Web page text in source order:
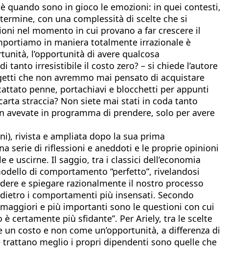
quando sono in gioco le emozioni: in quei contesti,
con una complessità di scelte che si
nel momento in cui provano a far crescere il
in maniera totalmente irrazionale è
l’opportunità di avere qualcosa
tanto irresistibile il costo zero? – si chiede l’autore
che non avremmo mai pensato di acquistare
penne, portachiavi e blocchetti per appunti
straccia? Non siete mai stati in coda tanto
in programma di prendere, solo per avere
rivista e ampliata dopo la sua prima
serie di riflessioni e aneddoti e le proprie opinioni
uscirne. Il saggio, tra i classici dell’economia
di comportamento “perfetto”, rivelandosi
e spiegare razionalmente il nostro processo
i comportamenti più insensati. Secondo
e più importanti sono le questioni con cui
certamente più sfidante”. Per Ariely, tra le scelte
costo e non come un’opportunità, a differenza di
trattano meglio i propri dipendenti sono quelle che